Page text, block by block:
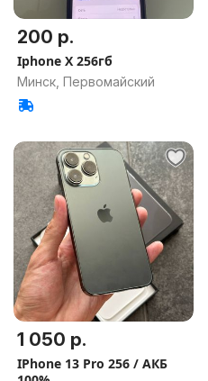
200 р.
Iphone X 256гб
Минск, Первомайский
1 050 р.
IPhone 13 Pro 256 / АКБ